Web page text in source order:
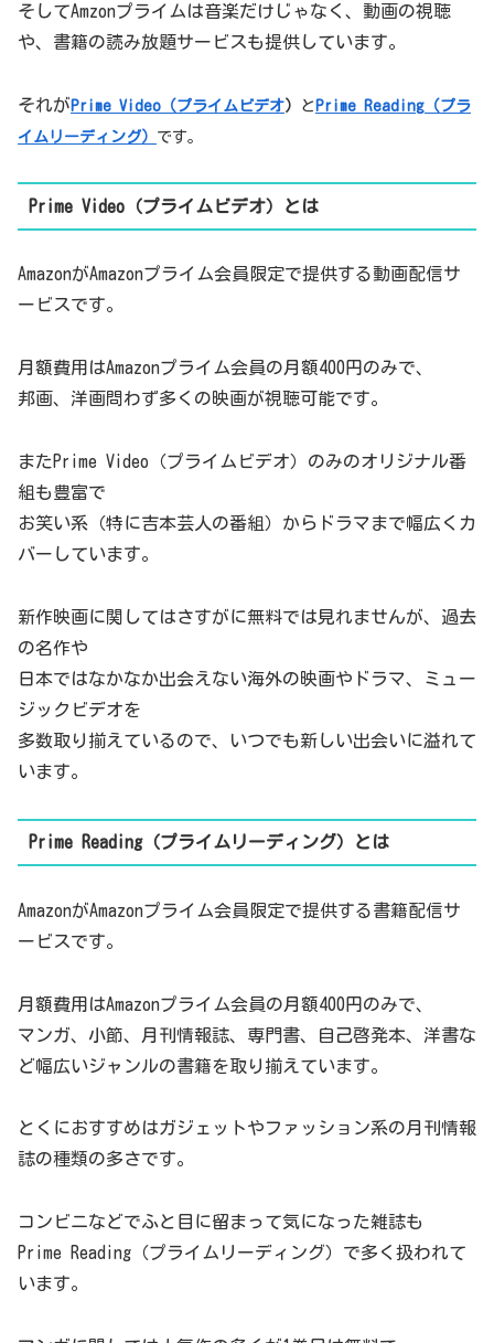
そしてAmzonプライムは音楽だけじゃなく、動画の視聴
や、書籍の読み放題サービスも提供しています。
それが Prime Video（プライムビデオ） と Prime Reading（プラ
イムリーディング） です。
Prime Video（プライムビデオ）とは
AmazonがAmazonプライム会員限定で提供する動画配信サ
ービスです。
月額費用はAmazonプライム会員の月額400円のみで、
邦画、洋画問わず多くの映画が視聴可能です。
またPrime Video（プライムビデオ）のみのオリジナル番
組も豊富で
お笑い系（特に吉本芸人の番組）からドラマまで幅広くカ
バーしています。
新作映画に関してはさすがに無料では見れませんが、過去
の名作や
日本ではなかなか出会えない海外の映画やドラマ、ミュー
ジックビデオを
多数取り揃えているので、いつでも新しい出会いに溢れて
います。
Prime Reading（プライムリーディング）とは
AmazonがAmazonプライム会員限定で提供する書籍配信サ
ービスです。
月額費用はAmazonプライム会員の月額400円のみで、
マンガ、小節、月刊情報誌、専門書、自己啓発本、洋書な
ど幅広いジャンルの書籍を取り揃えています。
とくにおすすめはガジェットやファッション系の月刊情報
誌の種類の多さです。
コンビニなどでふと目に留まって気になった雑誌も
Prime Reading（プライムリーディング）で多く扱われて
います。